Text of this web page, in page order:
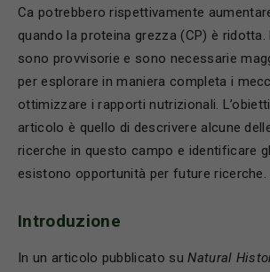
Ca potrebbero rispettivamente
quando la proteina grezza (CP) è
sono provvisorie e sono necessarie
per esplorare in maniera completa i
ottimizzare i rapporti nutrizionali.
articolo è quello di descrivere alcune
ricerche in questo campo e identificare
esistono opportunità per future ricerche.
Introduzione
In un articolo pubblicato suNatural